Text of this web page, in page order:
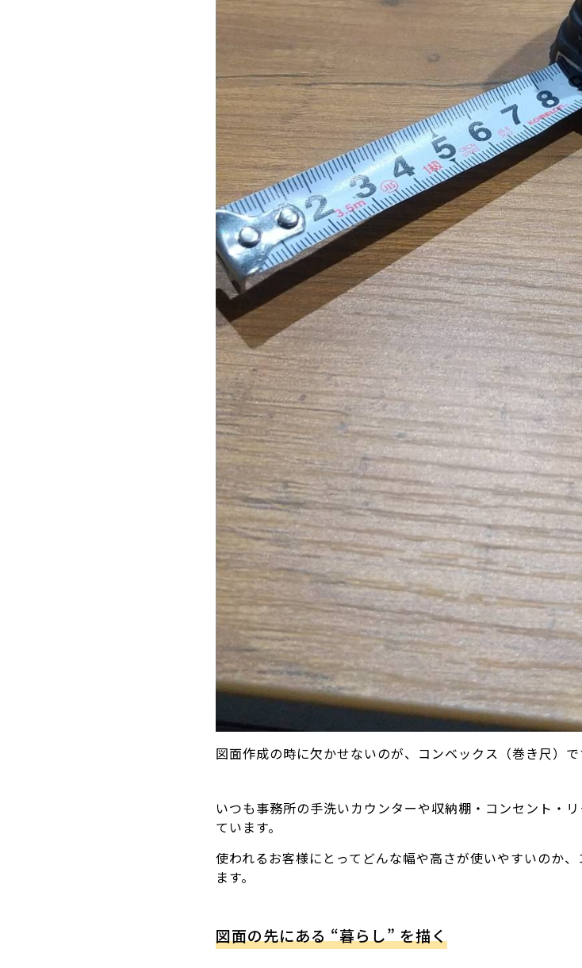
図面作成の時に欠かせないのが、コンベックス（巻き尺）で
いつも事務所の手洗いカウンターや収納棚・コンセント・
ています。
使われるお客様にとってどんな幅や高さが使いやすいのか
ます。
図面の先にある “暮らし” を描く